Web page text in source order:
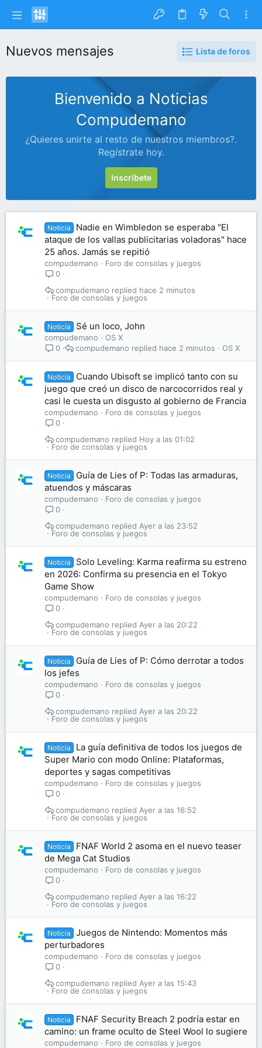
Nuevos mensajes Lista de foros
Bienvenido a Noticias
Compudemano
¿Quieres unirte al resto de nuestros miembros?.
Regístrate hoy.
Inscríbete
Noticia
Nadie en Wimbledon se esperaba "El
ataque de los vallas publicitarias voladoras" hace
25 años. Jamás se repitió
compudemano
Foro de consolas y juegos
0
Foro de consolas y juegos
hace 2 minutos
compudemano
Noticia Sé un loco, John
compudemano
OS X
0
OS X
hace 2 minutos
compudemano
Noticia
Cuando Ubisoft se implicó tanto con su
juego que creó un disco de narcocorridos real y
casi le cuesta un disgusto al gobierno de Francia
compudemano
Foro de consolas y juegos
0
Foro de consolas y juegos
Hoy a las 01:02
compudemano
Noticia
Guía de Lies of P: Todas las armaduras,
atuendos y máscaras
compudemano
Foro de consolas y juegos
0
Foro de consolas y juegos
Ayer a las 23:52
compudemano
Noticia
Solo Leveling: Karma reafirma su estreno
en 2026: Confirma su presencia en el Tokyo
Game Show
compudemano
Foro de consolas y juegos
0
Foro de consolas y juegos
Ayer a las 20:22
compudemano
Noticia
Guía de Lies of P: Cómo derrotar a todos
los jefes
compudemano
Foro de consolas y juegos
0
Foro de consolas y juegos
Ayer a las 20:22
compudemano
Noticia
La guía definitiva de todos los juegos de
Super Mario con modo Online: Plataformas,
deportes y sagas competitivas
compudemano
Foro de consolas y juegos
0
Foro de consolas y juegos
Ayer a las 16:52
compudemano
Noticia
FNAF World 2 asoma en el nuevo teaser
de Mega Cat Studios
compudemano
Foro de consolas y juegos
0
Foro de consolas y juegos
Ayer a las 16:22
compudemano
Noticia
Juegos de Nintendo: Momentos más
perturbadores
compudemano
Foro de consolas y juegos
0
Foro de consolas y juegos
Ayer a las 15:43
compudemano
Noticia
FNAF Security Breach 2 podría estar en
camino: un frame oculto de Steel Wool lo sugiere
compudemano Foro de consolas y juegos